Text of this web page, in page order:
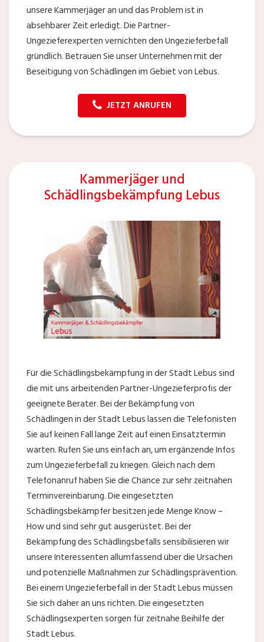
unsere Kammerjäger an und das Problem ist in
absehbarer Zeit erledigt. Die Partner-
Ungezieferexperten vernichten den Ungezieferbefall
gründlich. Betrauen Sie unser Unternehmen mit der
Beseitigung von Schädlingen im Gebiet von Lebus.
JETZT ANRUFEN
Kammerjäger und
Schädlingsbekämpfung Lebus
Für die Schädlingsbekämpfung in der Stadt Lebus sind
die mit uns arbeitenden Partner-Ungezieferprofis der
geeignete Berater. Bei der Bekämpfung von
Schädlingen in der Stadt Lebus lassen die Telefonisten
Sie auf keinen Fall lange Zeit auf einen Einsatztermin
warten. Rufen Sie uns einfach an, um ergänzende Infos
zum Ungezieferbefall zu kriegen. Gleich nach dem
Telefonanruf haben Sie die Chance zur sehr zeitnahen
Terminvereinbarung. Die eingesetzten
Schädlingsbekämpfer besitzen jede Menge Know –
How und sind sehr gut ausgerüstet. Bei der
Bekämpfung des Schädlingsbefalls sensibilisieren wir
unsere Interessenten allumfassend über die Ursachen
und potenzielle Maßnahmen zur Schädlingsprävention.
Bei einem Ungezieferbefall in der Stadt Lebus müssen
Sie sich daher an uns richten. Die eingesetzten
Schädlingsexperten sorgen für zeitnahe Beihilfe der
Stadt Lebus.